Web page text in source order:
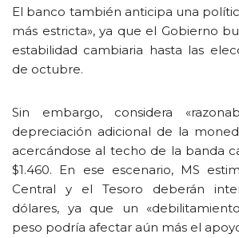
El banco también anticipa una
más estricta», ya que el Gobierno
estabilidad cambiaria hasta las
de octubre.
Sin embargo, considera
depreciación adicional de la
acercándose al techo de la banda
$1.460. En ese escenario, MS
Central y el Tesoro deberán
dólares, ya que un
peso podría afectar aún más el